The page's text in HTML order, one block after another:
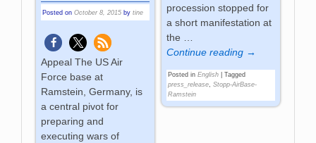
procession stopped for
a short manifestation at
the …
Continue reading →
Posted in English| Tagged
press_release, Stopp-AirBase-
Ramstein
Posted onOctober 8, 2015 bytine
Appeal The US Air
Force base at
Ramstein, Germany, is
a central pivot for
preparing and
executing wars of